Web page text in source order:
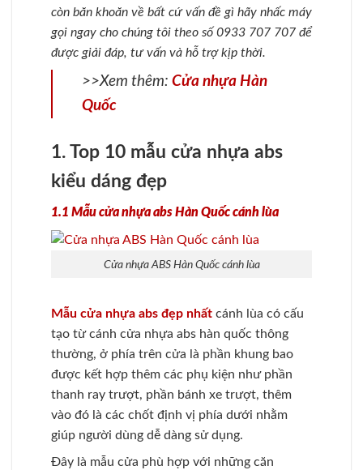
còn băn khoăn về bất cứ vấn đề gì hãy nhấc máy
gọi ngay cho chúng tôi theo số 0933 707 707 để
được giải đáp, tư vấn và hỗ trợ kịp thời.
>>Xem thêm: Cửa nhựa Hàn
Quốc
1. Top 10 mẫu cửa nhựa abs
kiểu dáng đẹp
1.1 Mẫu cửa nhựa abs Hàn Quốc cánh lùa
Cửa nhựa ABS Hàn Quốc cánh lùa
Mẫu cửa nhựa abs đẹp nhất cánh lùa có cấu
tạo từ cánh cửa nhựa abs hàn quốc thông
thường, ở phía trên cửa là phần khung bao
được kết hợp thêm các phụ kiện như phần
thanh ray trượt, phần bánh xe trượt, thêm
vào đó là các chốt định vị phía dưới nhằm
giúp người dùng dễ dàng sử dụng.
Đây là mẫu cửa phù hợp với những căn